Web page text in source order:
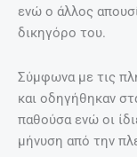
ενώ ο άλλος
δικηγόρο του.
Σύμφωνα με τις
και οδηγήθηκαν
παθούσα ενώ οι
μήνυση από την